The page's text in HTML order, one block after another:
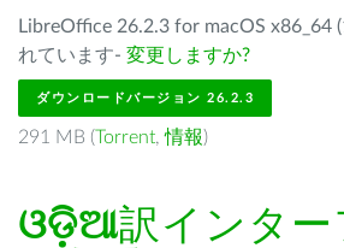
LibreOffice 26.2.3 for macOS x86_64
れています- 変更しますか?
ダウンロードバージョン 26.2.3
291 MB (Torrent,情報)
ଓଡ଼ିଆ訳インター